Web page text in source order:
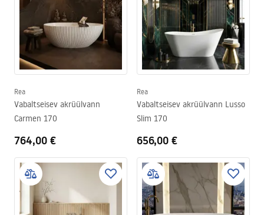
Rea
Vabaltseisev akrüülvann
Carmen 170
764,00 €
Rea
Vabaltseisev akrüülvann Lusso
Slim 170
656,00 €